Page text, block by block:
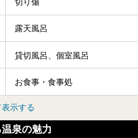
切り傷
露天風呂
貸切風呂、個室風呂
お食事・食事処
示する
泉の魅力